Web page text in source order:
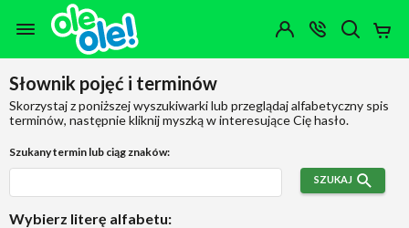
Przejdź do zawartości strony
Przejdź do wyszukiwarki
Przejdź do kategorii
Przejdź do stopki
OTWÓRZ
MENU
Moje
Konto
(0)
Słownik pojęć i terminów
Skorzystaj z poniższej wyszukiwarki lub przeglądaj alfabetyczny spis
terminów, następnie kliknij myszką w interesujące Cię hasło.
Szukany termin lub ciąg znaków:
SZUKAJ
Wybierz literę alfabetu: